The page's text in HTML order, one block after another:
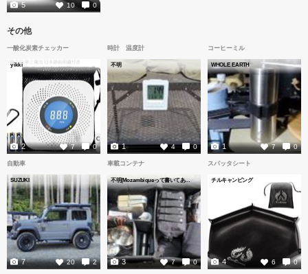
10 0
5
その他
一酸化炭素チェッカー
yikki
7 0
2
時計 温度計
不明
4 0
1
コーヒーミル
WHOLE EARTH
7 0
1
自動車
SUZUKI
20 2
7
車載コンテナ
不明(Mozambiqueって書いてありますが...😅)
7 0
3
スパッタシート
チルキャンピング
6 0
4